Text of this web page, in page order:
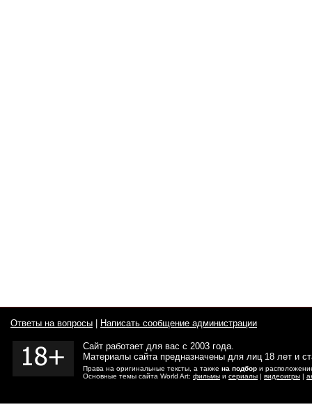
Ответы на вопросы Написать сообщение администрации
Сайт работает для вас с 2003 года.
Материалы сайта предназначены для лиц 18 лет и
Права на оригинальные тексты, а также на подбор и
Основные темы сайта World Art: фильмы и сериалы | видеоигры |